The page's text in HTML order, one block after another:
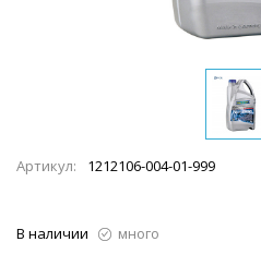
Артикул: 1212106-004-01-999
В наличии
много